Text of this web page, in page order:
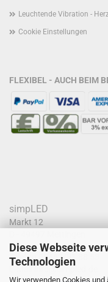
Diese Webseite
Technologien
Wir verwenden Cookies
Leuchtende Vibration -
Cookie Einstellungen
FLEXIBEL - AUCH BEIM
simpLED
Markt 12
Telefon
05452/91 88 53
info@simpled.de